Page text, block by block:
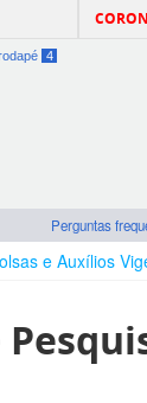
4
Perguntas
e Auxílios